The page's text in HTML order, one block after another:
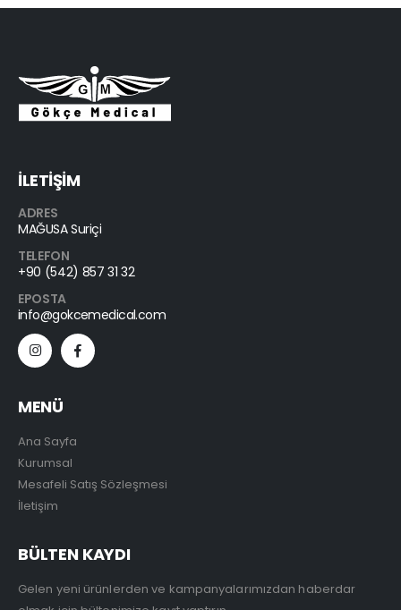
İLETİŞİM
ADRES
MAĞUSA Suriçi
TELEFON
+90 (542) 857 31 32
EPOSTA
info@gokcemedical.com
MENÜ
Ana Sayfa
Kurumsal
Mesafeli Satış Sözleşmesi
İletişim
BÜLTEN KAYDI
Gelen yeni ürünlerden ve kampanyalarımızdan haberdar